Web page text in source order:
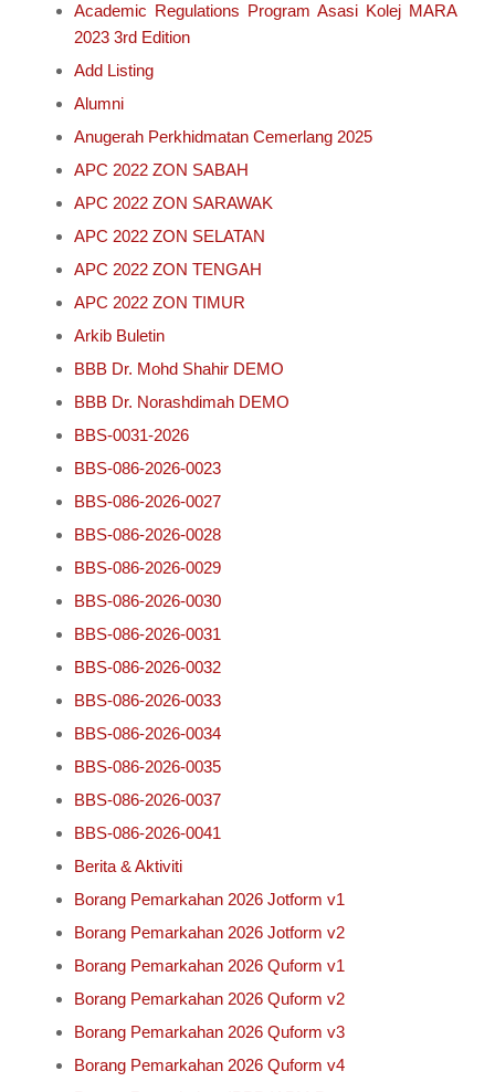
Academic Regulations Program Asasi Kolej MARA
2023 3rd Edition
Add Listing
Alumni
Anugerah Perkhidmatan Cemerlang 2025
APC 2022 ZON SABAH
APC 2022 ZON SARAWAK
APC 2022 ZON SELATAN
APC 2022 ZON TENGAH
APC 2022 ZON TIMUR
Arkib Buletin
BBB Dr. Mohd Shahir DEMO
BBB Dr. Norashdimah DEMO
BBS-0031-2026
BBS-086-2026-0023
BBS-086-2026-0027
BBS-086-2026-0028
BBS-086-2026-0029
BBS-086-2026-0030
BBS-086-2026-0031
BBS-086-2026-0032
BBS-086-2026-0033
BBS-086-2026-0034
BBS-086-2026-0035
BBS-086-2026-0037
BBS-086-2026-0041
Berita & Aktiviti
Borang Pemarkahan 2026 Jotform v1
Borang Pemarkahan 2026 Jotform v2
Borang Pemarkahan 2026 Quform v1
Borang Pemarkahan 2026 Quform v2
Borang Pemarkahan 2026 Quform v3
Borang Pemarkahan 2026 Quform v4